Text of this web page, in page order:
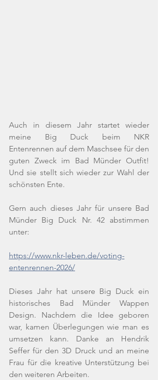
Auch in diesem Jahr startet wieder
meine Big Duck beim NKR
Entenrennen auf dem Maschsee für den
guten Zweck im Bad Münder Outfit!
Und sie stellt sich wieder zur Wahl der
schönsten Ente.
Gern auch dieses Jahr für unsere Bad
Münder Big Duck Nr. 42 abstimmen
unter:
https://www.nkr-leben.de/voting-
entenrennen-2026/
Dieses Jahr hat unsere Big Duck ein
historisches Bad Münder Wappen
Design. Nachdem die Idee geboren
war, kamen Überlegungen wie man es
umsetzen kann. Danke an Hendrik
Seffer für den 3D Druck und an meine
Frau für die kreative Unterstützung bei
den weiteren Arbeiten.